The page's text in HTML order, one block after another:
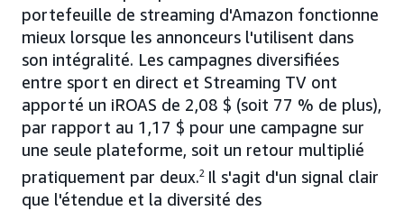
portefeuille de streaming d'Amazon fonctionne
mieux lorsque les annonceurs l'utilisent dans
son intégralité. Les campagnes diversifiées
entre sport en direct et Streaming TV ont
apporté un iROAS de 2,08 $ (soit 77 % de plus),
par rapport au 1,17 $ pour une campagne sur
une seule plateforme, soit un retour multiplié
pratiquement par deux.2 Il s'agit d'un signal clair
que l'étendue et la diversité des